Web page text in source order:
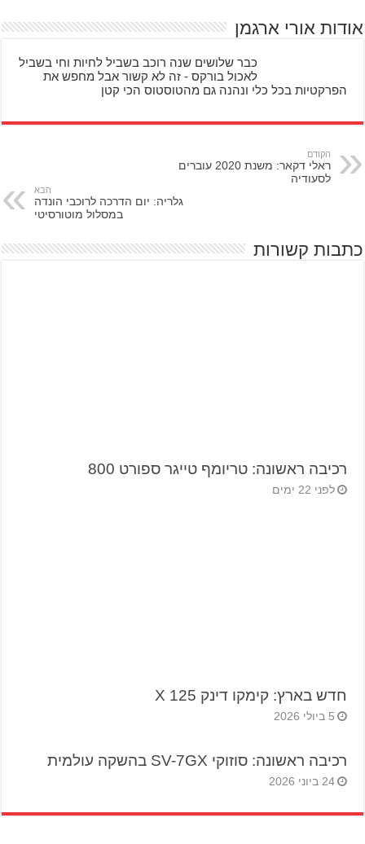
אודות אורי ארגמן
כבר שלושים שנה רוכב בשביל לחיות וחי בשביל
לאכול בורקס - זה לא קשור אבל מחפש את
הפרקטיות בכל כלי ונהנה גם מהטוסטוס הכי קטן
הקודם
ראלי דקאר: משנת 2020 עוברים
לסעודיה
הבא
גלריה: יום הדרכה לרוכבי הונדה
במסלול מוטורסיטי
כתבות קשורות
רכיבה ראשונה: טריומף טייגר ספורט 800
לפני 22 ימים
חדש בארץ: קימקו דינק 125 X
5 ביולי 2026
רכיבה ראשונה: סוזוקי SV-7GX בהשקה עולמית
24 ביוני 2026